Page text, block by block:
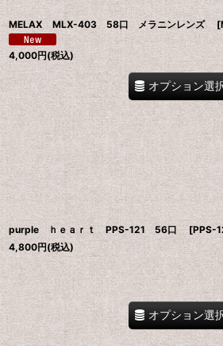
MELAX MLX-403 58口 メラニンレンズ [
4,000円(税込)
オプション選
purple ｈｅａｒｔ PPS-121 56口 [PPS-
4,800円(税込)
オプション選